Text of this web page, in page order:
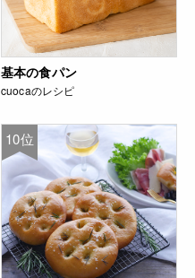
基本の食パン
cuocaのレシピ
10位